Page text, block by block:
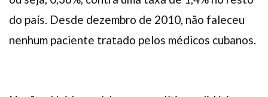
do país. Desde dezembro de 2010, não faleceu
nenhum paciente tratado pelos médicos cubanos.